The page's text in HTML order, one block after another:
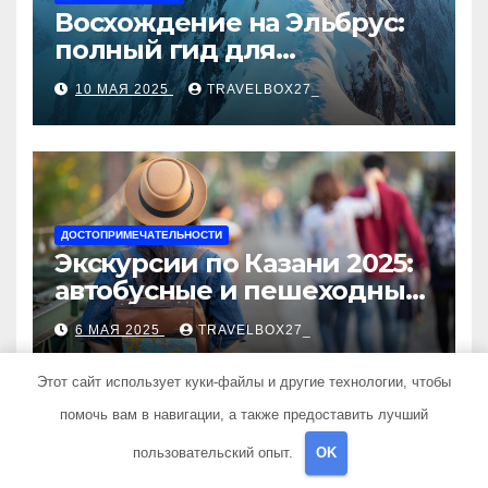
Восхождение на Эльбрус:
полный гид для
покорителя высочайшей
вершины Европы
10 МАЯ 2025 TRAVELBOX27_
ДОСТОПРИМЕЧАТЕЛЬНОСТИ
Экскурсии по Казани 2025:
автобусные и пешеходные
туры от туроператора
«Казан360»
6 МАЯ 2025 TRAVELBOX27_
Этот сайт использует куки-файлы и другие технологии, чтобы
помочь вам в навигации, а также предоставить лучший
пользовательский опыт. OK